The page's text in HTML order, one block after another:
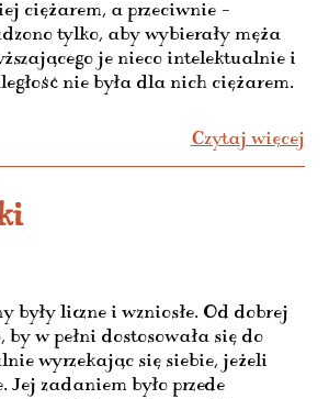
ciężarem, a przeciwnie –
tylko, aby wybierały męża
je nieco intelektualnie i
nie była dla nich ciężarem.
Czytaj więcej
były liczne i wzniosłe. Od dobrej
by w pełni dostosowała się do
wyrzekając się siebie, jeżeli
Jej zadaniem było przede